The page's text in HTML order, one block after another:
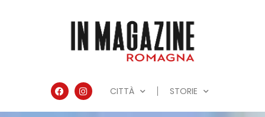
CITTÀ STORIE